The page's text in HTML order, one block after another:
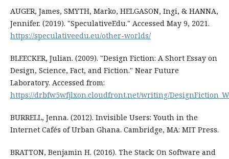
AUGER, James, SMYTH, Marko, HELGASON, Ingi, & HANNA,
Jennifer. (2019). "SpeculativeEdu." Accessed May 9, 2021.
https://speculativeedu.eu/other-worlds/
BLEECKER, Julian. (2009). "Design Fiction: A Short Essay on
Design, Science, Fact, and Fiction." Near Future
Laboratory. Accessed from:
https://drbfw5wfjlxon.cloudfront.net/writing/
BURRELL, Jenna. (2012). Invisible Users: Youth in the
Internet Cafés of Urban Ghana. Cambridge, MA: MIT Press.
BRATTON, Benjamin H. (2016). The Stack: On Software and